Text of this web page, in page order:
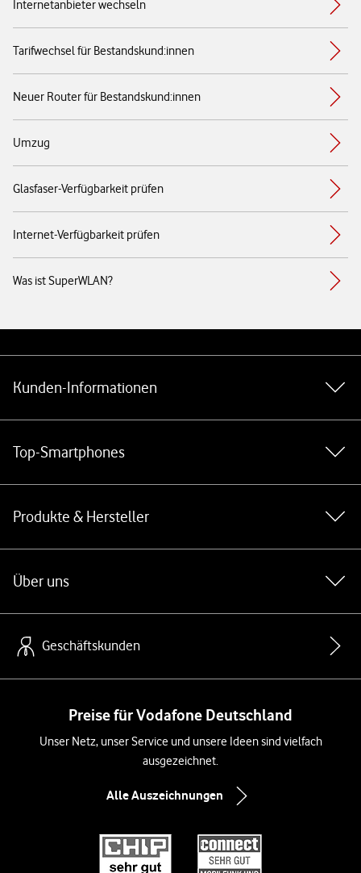
Internetanbieter wechseln
Tarifwechsel für Bestandskund:innen
Neuer Router für Bestandskund:innen
Umzug
Glasfaser-Verfügbarkeit prüfen
Internet-Verfügbarkeit prüfen
Was ist SuperWLAN?
Kunden-Informationen
Top-Smartphones
Produkte & Hersteller
Über uns
Geschäftskunden
Preise für Vodafone Deutschland
Unser Netz, unser Service und unsere Ideen sind vielfach
ausgezeichnet.
Alle Auszeichnungen